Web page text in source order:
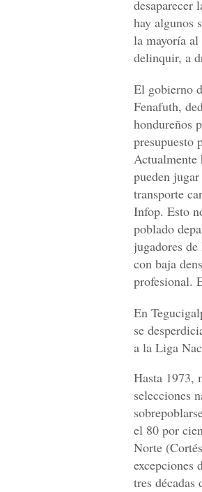
desaparecer
hay algunos
la mayoría al
delinquir, a
El gobierno
Fenafuth,
hondureños
presupuesto
Actualmente
pueden
transporte
Infop. Esto
poblado
jugadores
con baja
profesional.
En
se
a la Liga
Hasta 1973,
selecciones
el 80 por
Norte
excepciones
tres